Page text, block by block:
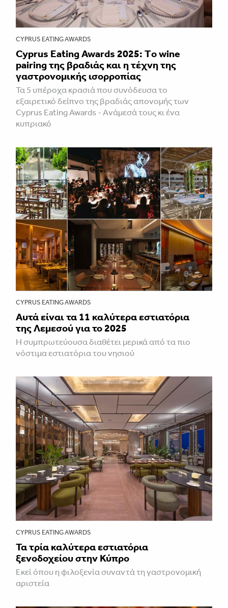
CYPRUS EATING AWARDS
Cyprus Eating Awards 2025: Τo wine
pairing της βραδιάς και η τέχνη της
γαστρονομικής ισορροπίας
Τα 5 υπέροχα κρασιά που συνόδευσα το
εξαιρετικό δείπνο της βραδιάς απονομής των
Cyprus Eating Awards - Aνάμεσά τους κι ένα
κυπριακό
CYPRUS EATING AWARDS
Αυτά είναι τα 11 καλύτερα εστιατόρια
της Λεμεσού για το 2025
Η συμπρωτεύουσα διαθέτει μερικά από τα πιο
νόστιμα εστιατόρια του νησιού
CYPRUS EATING AWARDS
Τα τρία καλύτερα εστιατόρια
ξενοδοχείου στην Κύπρο
Εκεί όπου η φιλοξενία συναντά τη γαστρονομική
αριστεία